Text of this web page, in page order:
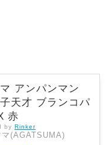
アンパンマン
天才 ブランコパ
赤
by Rinker
マ(AGATSUMA)